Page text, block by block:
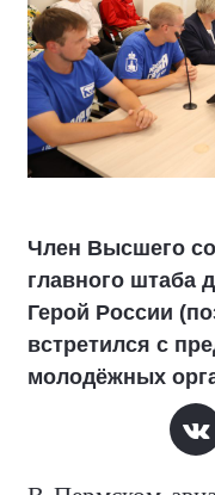
Член Высшего
главного штаба
Герой России
встретился с
молодёжных